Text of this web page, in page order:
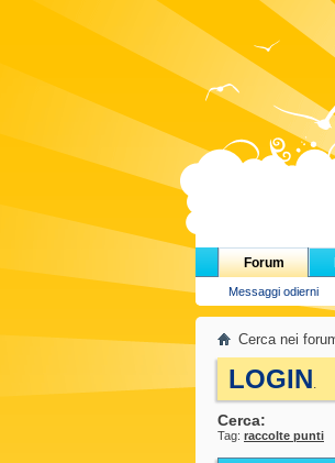
Forum
Messaggi odierni
Cerca nei
LOGIN.
Cerca:
Tag: raccolte punti